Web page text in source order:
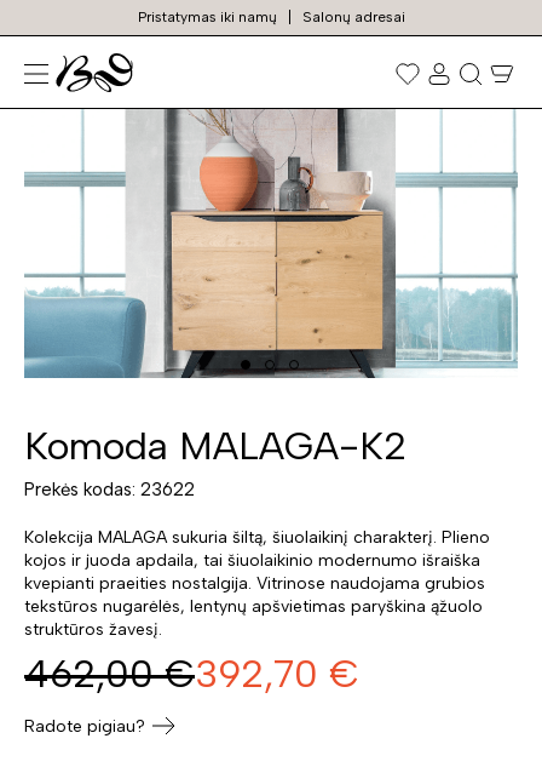
Pristatymas iki namų Salonų adresai
Prekių
paieška
N
Komoda MALAGA-K2
Prekės kodas: 23622
Kolekcija MALAGA sukuria šiltą, šiuolaikinį charakterį. Plieno
kojos ir juoda apdaila, tai šiuolaikinio modernumo išraiška
kvepianti praeities nostalgija. Vitrinose naudojama grubios
tekstūros nugarėlės, lentynų apšvietimas paryškina ąžuolo
struktūros žavesį.
462,00 €392,70 €
Radote pigiau?